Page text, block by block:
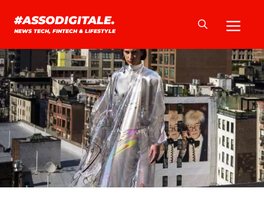
#ASSODIGITALE.
NEWS TECH, FINTECH & LIFESTYLE